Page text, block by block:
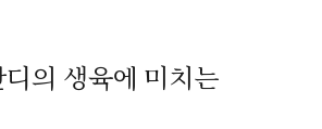
의 생육에 미치는